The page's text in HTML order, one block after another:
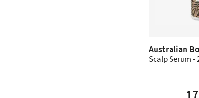
Australian
Scalp Serum -